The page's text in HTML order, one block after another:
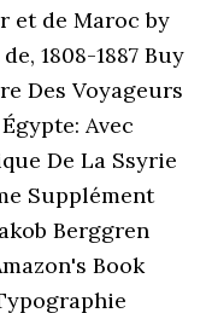
et de Maroc by
1808-1887 Buy
Des Voyageurs
Avec
De La Ssyrie
Supplément
Berggren
Book